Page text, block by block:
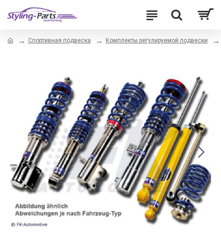
Спортивная подвеска Комплекты регулируемой подвески